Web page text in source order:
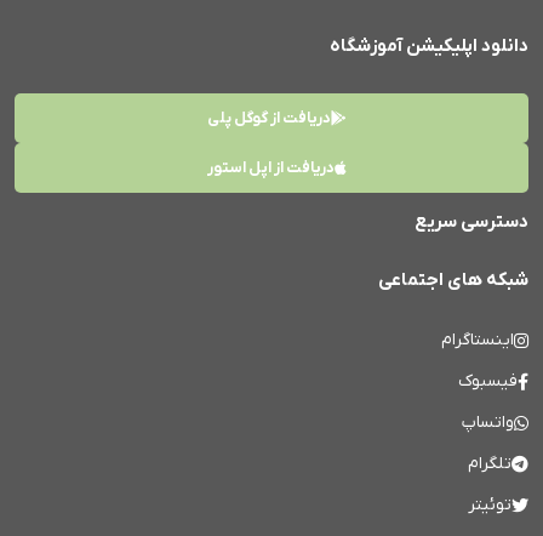
دانلود اپلیکیشن آموزشگاه
دریافت از گوگل پلی
دریافت از اپل استور
دسترسی سریع
شبکه های اجتماعی
اینستاگرام
فیسبوک
واتساپ
تلگرام
توئیتر